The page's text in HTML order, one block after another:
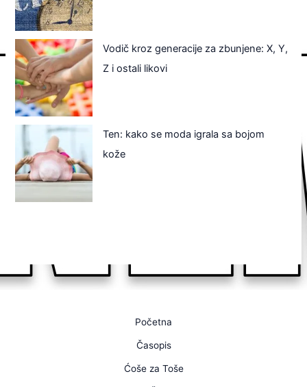
Vodič kroz generacije za zbunjene: X, Y,
Z i ostali likovi
Ten: kako se moda igrala sa bojom
kože
Početna
Časopis
Ćoše za Toše